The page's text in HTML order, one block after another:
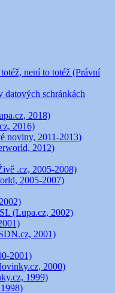
není to totéž (Právní
datových schránkách
2018)
2016)
noviny, 2011-2013)
2012)
.cz, 2005-2008)
2005-2007)
(Lupa.cz, 2002)
2001)
2001)
2000)
1999)